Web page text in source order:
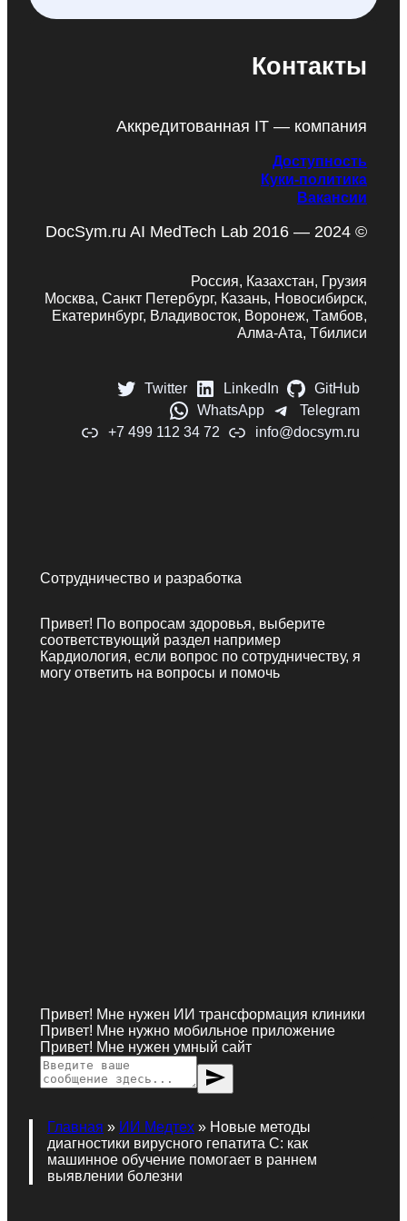
Контакты
Аккредитованная IT — компания
Доступность
Куки-политика
Вакансии
DocSym.ru AI MedTech Lab 2016 — 2024 ©
Россия, Казахстан, Грузия
Москва, Санкт Петербург, Казань, Новосибирск,
Екатеринбург, Владивосток, Воронеж, Тамбов,
Алма-Ата, Тбилиси
Twitter LinkedIn
GitHub
WhatsApp
Telegram
+7 499 112 34 72
info@docsym.ru
Сотрудничество и разработка
Привет! По вопросам здоровья, выберите
соответствующий раздел например
Кардиология, если вопрос по сотрудничеству, я
могу ответить на вопросы и помочь
Привет! Мне нужен ИИ трансформация клиники
Привет! Мне нужно мобильное приложение
Привет! Мне нужен умный сайт
send
Главная » ИИ Медтех » Новые методы
диагностики вирусного гепатита C: как
машинное обучение помогает в раннем
выявлении болезни